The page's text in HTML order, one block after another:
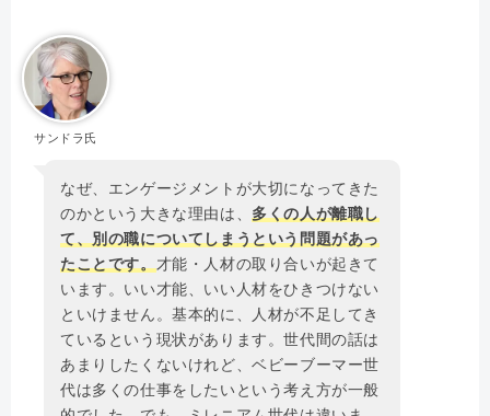
サンドラ氏
なぜ、エンゲージメントが大切になってきた
のかという大きな理由は、多くの人が離職し
て、別の職についてしまうという問題があっ
たことです。才能・人材の取り合いが起きて
います。いい才能、いい人材をひきつけない
といけません。基本的に、人材が不足してき
ているという現状があります。世代間の話は
あまりしたくないけれど、ベビーブーマー世
代は多くの仕事をしたいという考え方が一般